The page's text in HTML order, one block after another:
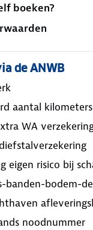
boeken?
de ANWB
aantal kilometers
WA
eigen risico bij
banden-bodem-
noodnummer